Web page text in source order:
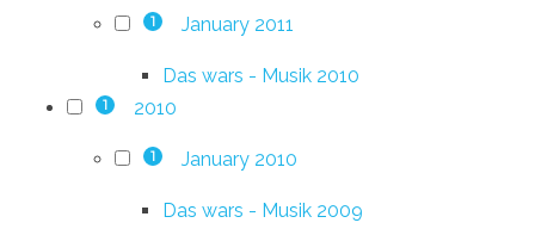
1 January 2011
Das wars - Musik 2010
1 2010
1 January 2010
Das wars - Musik 2009